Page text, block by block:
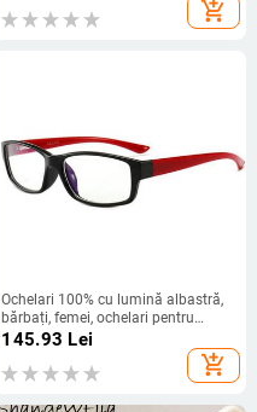
vedere pentru computer, femei
add_shopping_cart
Ochelari 100% cu lumină albastră,
bărbați, femei, ochelari pentru
computer, ioni negativi, ochelari
pătrați, cadru, ochelari vintage,
ochelari pentru somn
145.93 Lei
add_shopping_cart